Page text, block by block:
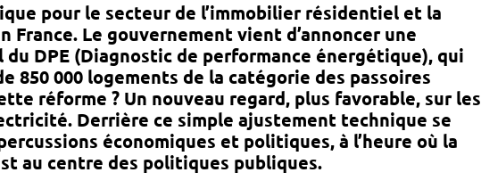
pour le secteur de l’immobilier résidentiel et la
Le gouvernement vient d’annoncer une
du DPE (Diagnostic de performance énergétique), qui
850 000 logements de la catégorie des passoires
réforme ? Un nouveau regard, plus favorable, sur les
Derrière ce simple ajustement technique se
économiques et politiques, à l’heure où la
au centre des politiques publiques.